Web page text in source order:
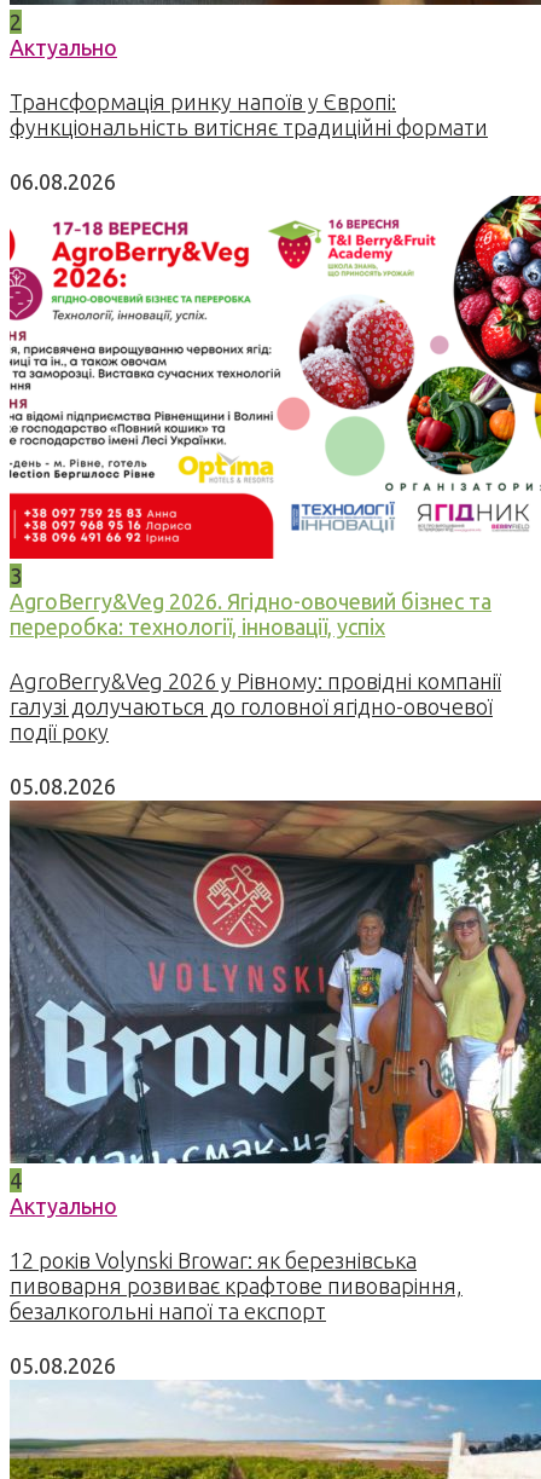
2
Актуально
Трансформація ринку напоїв у Європі:
функціональність витісняє традиційні формати
06.08.2026
3
AgroBerry&Veg 2026. Ягідно-овочевий бізнес та
переробка: технології, інновації, успіх
AgroBerry&Veg 2026 у Рівному: провідні компанії
галузі долучаються до головної ягідно-овочевої
події року
05.08.2026
4
Актуально
12 років Volynski Browar: як березнівська
пивоварня розвиває крафтове пивоваріння,
безалкогольні напої та експорт
05.08.2026